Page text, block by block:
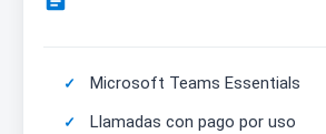
Microsoft Teams Essentials
Llamadas con pago por uso